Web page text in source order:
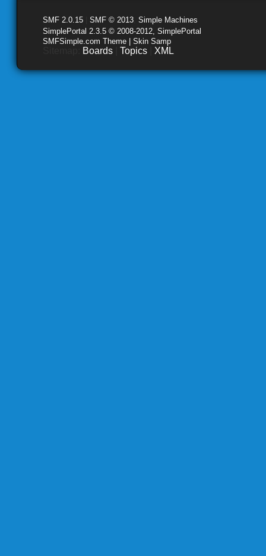
SMF 2.0.15 SMF © 2013 Simple Machines
SimplePortal 2.3.5 © 2008-2012, SimplePortal
SMFSimple.com Theme | Skin Samp
Boards Topics XML